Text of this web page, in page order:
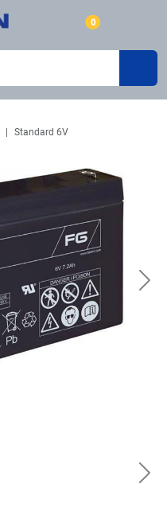
0
Standard 6V